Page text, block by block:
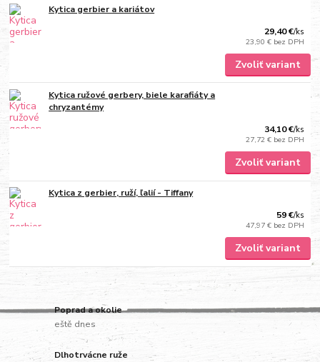
Kytica gerbier a kariátov
29,40 €/ks
23,90 € bez DPH
Zvoliť variant
Kytica ružové gerbery, biele karafiáty a
chryzantémy
34,10 €/ks
27,72 € bez DPH
Zvoliť variant
Kytica z gerbier, ruží, ľalií - Tiffany
59 €/ks
47,97 € bez DPH
Zvoliť variant
Poprad a okolie
eště dnes
Dlhotrvácne ruže